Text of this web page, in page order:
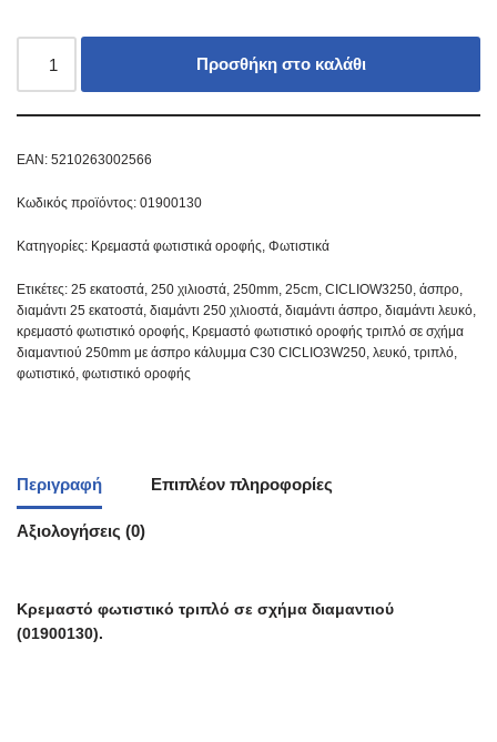
Προσθήκη στο καλάθι
EAN: 5210263002566
Κωδικός προϊόντος: 01900130
Κατηγορίες: Κρεμαστά φωτιστικά οροφής, Φωτιστικά
Ετικέτες: 25 εκατοστά, 250 χιλιοστά, 250mm, 25cm, CICLIOW3250, άσπρο,
διαμάντι 25 εκατοστά, διαμάντι 250 χιλιοστά, διαμάντι άσπρο, διαμάντι λευκό,
κρεμαστό φωτιστικό οροφής, Κρεμαστό φωτιστικό οροφής τριπλό σε σχήμα
διαμαντιού 250mm με άσπρο κάλυμμα C30 CICLIO3W250, λευκό, τριπλό,
φωτιστικό, φωτιστικό οροφής
Περιγραφή Επιπλέον πληροφορίες
Αξιολογήσεις (0)
Κρεμαστό φωτιστικό τριπλό σε σχήμα διαμαντιού
(01900130).